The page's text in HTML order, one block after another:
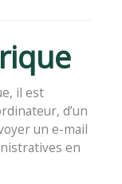
il est
d’un
un e-mail
en